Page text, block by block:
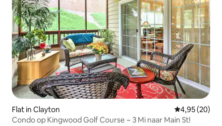
Flat in Clayton Gemiddelde
4,95 (20)
Condo op Kingwood Golf Course ~ 3 Mi naar Main St!